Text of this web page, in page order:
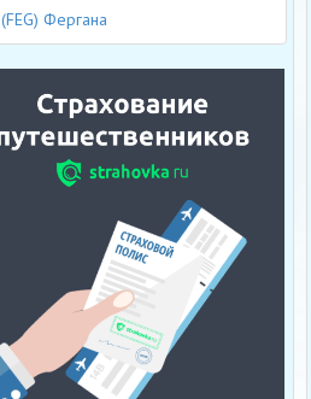
(FEG) Фергана